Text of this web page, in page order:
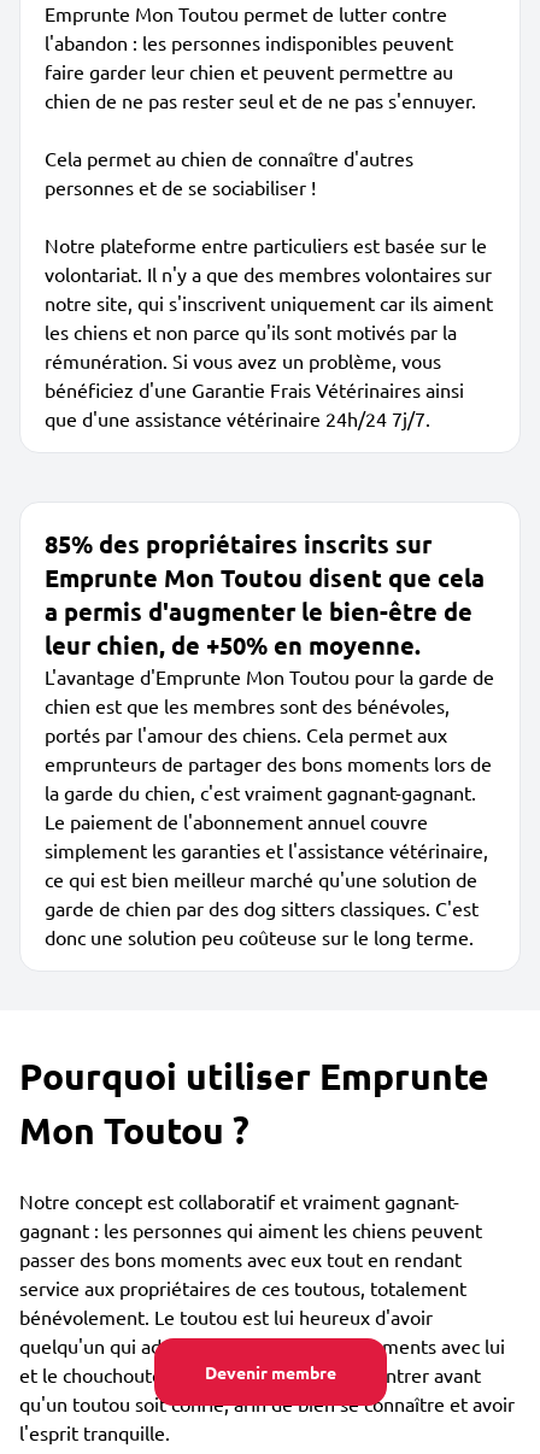
Devenir membre
Emprunte Mon Toutou permet de lutter contre
l'abandon : les personnes indisponibles peuvent
faire garder leur chien et peuvent permettre au
chien de ne pas rester seul et de ne pas s'ennuyer.
Cela permet au chien de connaître d'autres
personnes et de se sociabiliser !
Notre plateforme entre particuliers est basée sur le
volontariat. Il n'y a que des membres volontaires sur
notre site, qui s'inscrivent uniquement car ils aiment
les chiens et non parce qu'ils sont motivés par la
rémunération. Si vous avez un problème, vous
bénéficiez d'une Garantie Frais Vétérinaires ainsi
que d'une assistance vétérinaire 24h/24 7j/7.
85% des propriétaires inscrits sur
Emprunte Mon Toutou disent que cela
a permis d'augmenter le bien-être de
leur chien, de +50% en moyenne.
L'avantage d'Emprunte Mon Toutou pour la garde de
chien est que les membres sont des bénévoles,
portés par l'amour des chiens. Cela permet aux
emprunteurs de partager des bons moments lors de
la garde du chien, c'est vraiment gagnant-gagnant.
Le paiement de l'abonnement annuel couvre
simplement les garanties et l'assistance vétérinaire,
ce qui est bien meilleur marché qu'une solution de
garde de chien par des dog sitters classiques. C'est
donc une solution peu coûteuse sur le long terme.
Pourquoi utiliser Emprunte
Mon Toutou ?
Notre concept est collaboratif et vraiment gagnant-
gagnant : les personnes qui aiment les chiens peuvent
passer des bons moments avec eux tout en rendant
service aux propriétaires de ces toutous, totalement
bénévolement. Le toutou est lui heureux d'avoir
quelqu'un qui adore partager des bons moments avec lui
et le chouchouter. Vous pouvez vous rencontrer avant
qu'un toutou soit confié, afin de bien se connaître et avoir
l'esprit tranquille.